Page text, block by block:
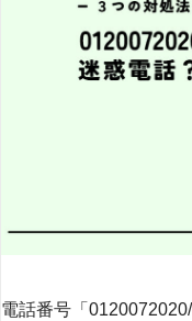
電話番号「